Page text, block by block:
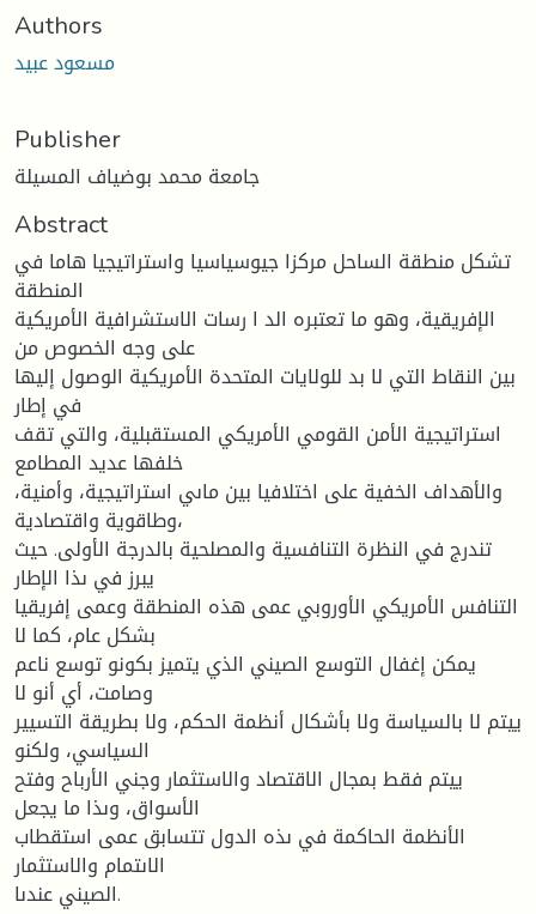
Authors
مسعود عبيد
Publisher
جامعة محمد بوضياف المسيلة
Abstract
تشكل منطقة الساحل مركزا جيوسياسيا واستراتيجيا هاما في
المنطقة
الإفريقية، وهو ما تعتبره الد ا رسات الاستشرافية الأمريكية
على وجه الخصوص من
بين النقاط التي لا بد للولايات المتحدة الأمريكية الوصول إليها
في إطار
استراتيجية الأمن القومي الأمريكي المستقبلية، والتي تقف
خلفها عديد المطامع
والأهداف الخفية على اختلافيا بين ماىي استراتيجية، وأمنية،
وطاقوية واقتصادية،
تندرج في النظرة التنافسية والمصلحية بالدرجة الأولى. حيث
يبرز في ىذا الإطار
التنافس الأمريكي الأوروبي عمى هذه المنطقة وعمى إفريقيا
بشكل عام، كما لا
يمكن إغفال التوسع الصيني الذي يتميز بكونو توسع ناعم
وصامت، أي أنو لا
ييتم لا بالسياسة ولا بأشكال أنظمة الحكم، ولا بطريقة التسيير
السياسي، ولكنو
ييتم فقط بمجال الاقتصاد والاستثمار وجني الأرباح وفتح
الأسواق، وىذا ما يجعل
الأنظمة الحاكمة في ىذه الدول تتسابق عمى استقطاب
الاىتمام والاستثمار
الصيني عندىا.